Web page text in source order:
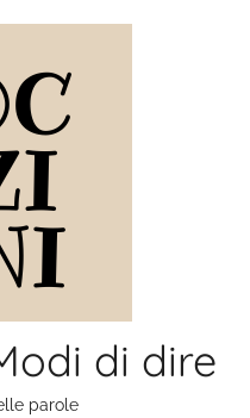
di dire
parole